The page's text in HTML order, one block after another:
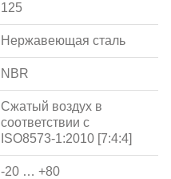
125
Нержавеющая сталь
NBR
Сжатый воздух в
соответствии с
ISO8573-1:2010 [7:4:4]
-20 … +80